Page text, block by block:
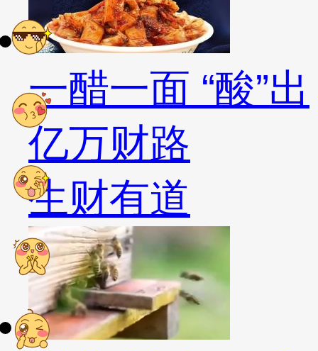
一醋一面 “酸”出
亿万财路
生财有道